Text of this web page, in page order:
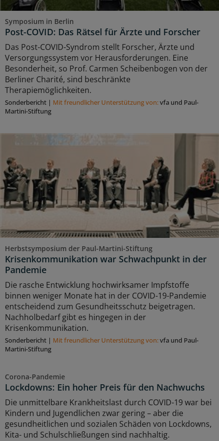
Symposium in Berlin
Post-COVID: Das Rätsel für Ärzte und Forscher
Das Post-COVID-Syndrom stellt Forscher, Ärzte und
Versorgungssystem vor Herausforderungen. Eine
Besonderheit, so Prof. Carmen Scheibenbogen von der
Berliner Charité, sind beschränkte
Therapiemöglichkeiten.
Sonderbericht | Mit freundlicher Unterstützung von:vfa und Paul-
Martini-Stiftung
Herbstsymposium der Paul-Martini-Stiftung
Krisenkommunikation war Schwachpunkt in der
Pandemie
Die rasche Entwicklung hochwirksamer Impfstoffe
binnen weniger Monate hat in der COVID-19-Pandemie
entscheidend zum Gesundheitsschutz beigetragen.
Nachholbedarf gibt es hingegen in der
Krisenkommunikation.
Sonderbericht | Mit freundlicher Unterstützung von:vfa und Paul-
Martini-Stiftung
Corona-Pandemie
Lockdowns: Ein hoher Preis für den Nachwuchs
Die unmittelbare Krankheitslast durch COVID-19 war bei
Kindern und Jugendlichen zwar gering – aber die
gesundheitlichen und sozialen Schäden von Lockdowns,
Kita- und Schulschließungen sind nachhaltig.